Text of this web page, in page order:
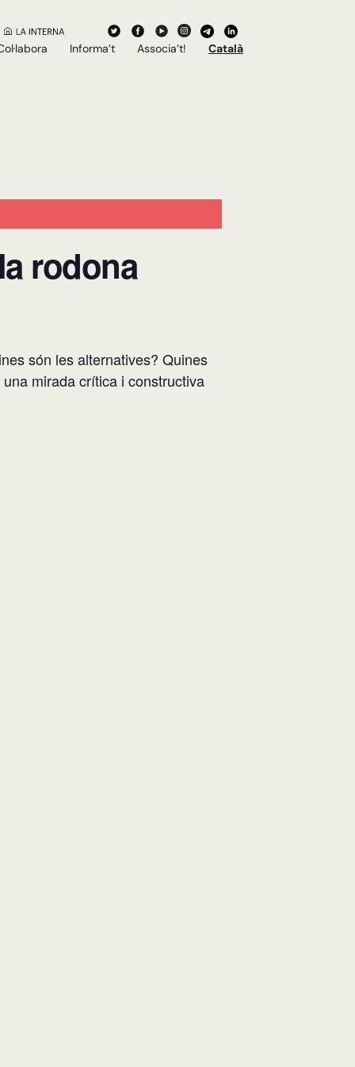
Col·labora Informa’t Associa’t! Català
rodona
són lesalternatives? Quines
mirada crítica i constructiva